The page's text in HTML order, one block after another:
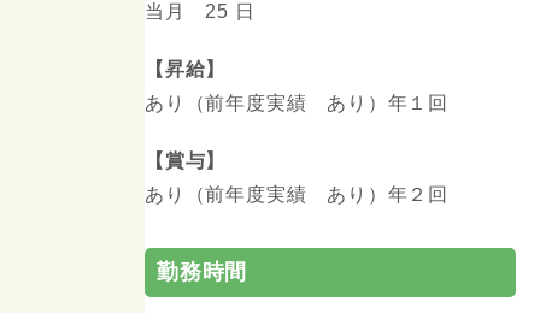
当月 25 日
【昇給】
あり（前年度実績 あり）年１回
【賞与】
あり（前年度実績 あり）年２回
勤務時間